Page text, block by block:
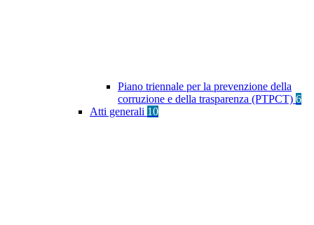
Piano triennale per la prevenzione della
corruzione e della trasparenza (PTPCT) 6
Atti generali 10